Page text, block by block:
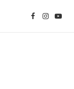
Facebook